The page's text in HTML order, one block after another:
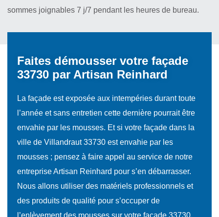
sommes joignables 7 j/7 pendant les heures de bureau.
Faites démousser votre façade
33730 par Artisan Reinhard
La façade est exposée aux intempéries durant toute
l’année et sans entretien cette dernière pourrait être
envahie par les mousses. Et si votre façade dans la
ville de Villandraut 33730 est envahie par les
mousses ; pensez à faire appel au service de notre
entreprise Artisan Reinhard pour s’en débarrasser.
Nous allons utiliser des matériels professionnels et
des produits de qualité pour s’occuper de
l’enlèvement des mousses sur votre façade 33730.